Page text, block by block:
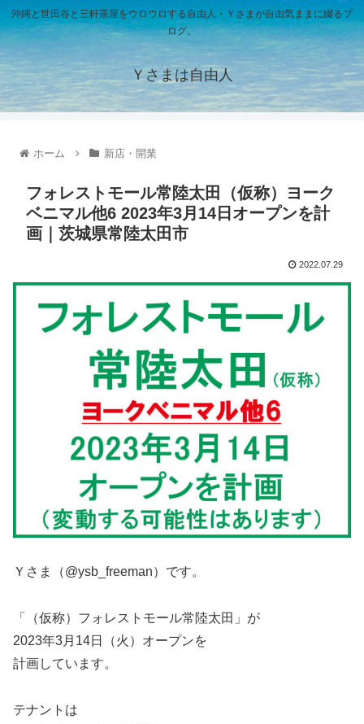
沖縄と世田谷と三軒茶屋をウロウロする自由人・Ｙさまが自由気ままに綴るブ
ログ。
Ｙさまは自由人
ホーム 新店・開業
フォレストモール常陸太田（仮称）ヨーク
ベニマル他6 2023年3月14日オープンを計
画｜茨城県常陸太田市
2022.07.29
Ｙさま（@ysb_freeman）です。
「（仮称）フォレストモール常陸太田」が
2023年3月14日（火）オープンを
計画しています。
テナントは